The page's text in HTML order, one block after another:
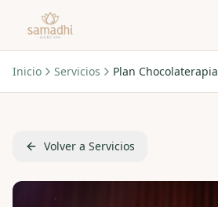
Inicio Servicios Plan Chocolaterapia
Volver a Servicios